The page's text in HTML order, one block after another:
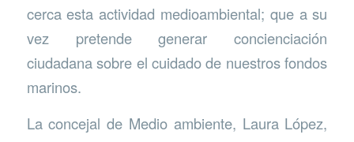
cerca esta actividad medioambiental; que a su
vez pretende generar concienciación
ciudadana sobre el cuidado de nuestros fondos
marinos.
La concejal de Medio ambiente, Laura López,